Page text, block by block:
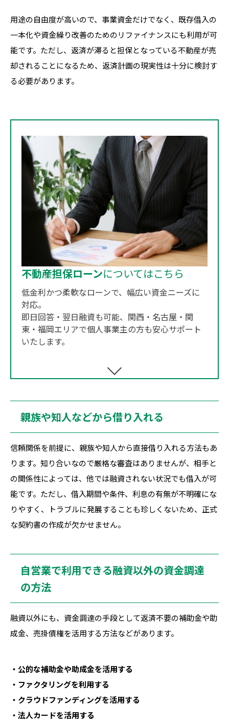
用途の自由度が高いので、事業資金だけでなく、既存借入の
一本化や資金繰り改善のためのリファイナンスにも利用が可
能です。ただし、返済が滞ると担保となっている不動産が売
却されることになるため、返済計画の現実性は十分に検討す
る必要があります。
不動産担保ローンについてはこちら
低金利かつ柔軟なローンで、幅広い資金ニーズに
対応。
即日回答・翌日融資も可能、関西・名古屋・関
東・福岡エリアで個人事業主の方も安心サポート
いたします。
親族や知人などから借り入れる
信頼関係を前提に、親族や知人から直接借り入れる方法もあ
ります。知り合いなので厳格な審査はありませんが、相手と
の関係性によっては、他では融資されない状況でも借入が可
能です。ただし、借入期間や条件、利息の有無が不明確にな
りやすく、トラブルに発展することも珍しくないため、正式
な契約書の作成が欠かせません。
自営業で利用できる融資以外の資金調達
の方法
融資以外にも、資金調達の手段として返済不要の補助金や助
成金、売掛債権を活用する方法などがあります。
・公的な補助金や助成金を活用する
・ファクタリングを利用する
・クラウドファンディングを活用する
・法人カードを活用する